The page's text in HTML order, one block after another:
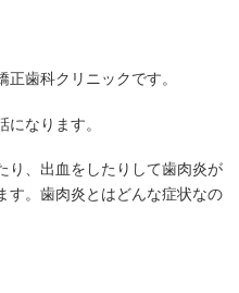
歯科クリニックです。
なります。
り、出血をしたりして歯肉炎が
す。歯肉炎とはどんな症状なの